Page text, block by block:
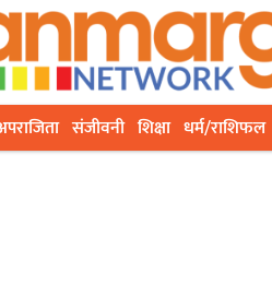
संजीवनी शिक्षा धर्म/राशिफल